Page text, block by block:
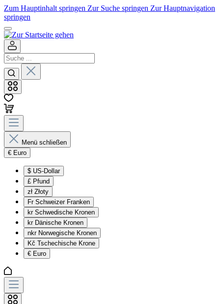
Zum Hauptinhalt springen Zur Suche springen Zur Hauptnavigation
springen
Menü schließen
€ Euro
$ US-Dollar
£ Pfund
zł Złoty
Fr Schweizer Franken
kr Schwedische Kronen
kr Dänische Kronen
nkr Norwegische Kronen
Kč Tschechische Krone
€ Euro